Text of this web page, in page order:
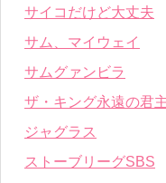
サイコだけど大丈夫
サム、マイウェイ
サムグァンビラ
ザ・キング永遠の君
ジャグラス
ストーブリーグSBS